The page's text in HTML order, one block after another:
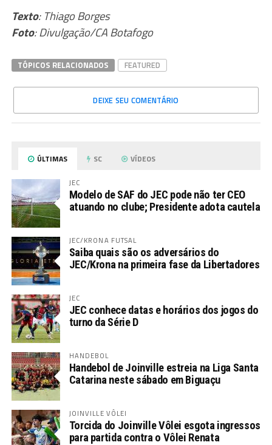
Texto: Thiago Borges
Foto: Divulgação/CA Botafogo
TÓPICOS RELACIONADOS FEATURED
DEIXE SEU COMENTÁRIO
ÚLTIMAS SC VÍDEOS
JEC
Modelo de SAF do JEC pode não ter CEO
atuando no clube; Presidente adota cautela
JEC/KRONA FUTSAL
Saiba quais são os adversários do
JEC/Krona na primeira fase da Libertadores
JEC
JEC conhece datas e horários dos jogos do
turno da Série D
HANDEBOL
Handebol de Joinville estreia na Liga Santa
Catarina neste sábado em Biguaçu
JOINVILLE VÔLEI
Torcida do Joinville Vôlei esgota ingressos
para partida contra o Vôlei Renata